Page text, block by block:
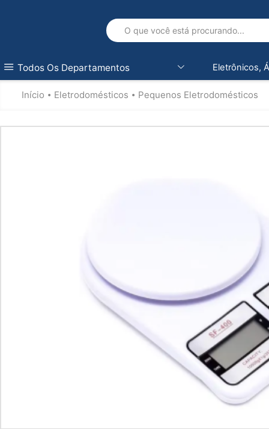
Todos Os Departamentos Eletrônicos,
Início • Eletrodomésticos • Pequenos Eletrodomésticos